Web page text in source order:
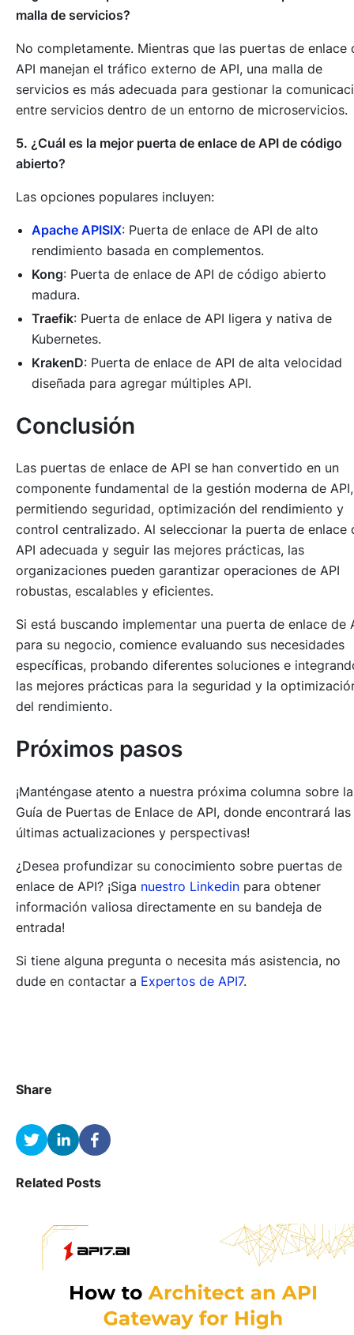
malla de servicios?
No completamente. Mientras que las puertas de enlace
API manejan el tráfico externo de API, una malla de
servicios es más adecuada para gestionar la
entre servicios dentro de un entorno de microservicios.
5. ¿Cuál es la mejor puerta de enlace de API de código
abierto?
Las opciones populares incluyen:
Apache APISIX: Puerta de enlace de API de alto
rendimiento basada en complementos.
Kong: Puerta de enlace de API de código abierto
madura.
Traefik: Puerta de enlace de API ligera y nativa de
Kubernetes.
KrakenD: Puerta de enlace de API de alta velocidad
diseñada para agregar múltiples API.
Conclusión
Las puertas de enlace de API se han convertido en un
componente fundamental de la gestión moderna de API,
permitiendo seguridad, optimización del rendimiento y
control centralizado. Al seleccionar la puerta de enlace
API adecuada y seguir las mejores prácticas, las
organizaciones pueden garantizar operaciones de API
robustas, escalables y eficientes.
Si está buscando implementar una puerta de enlace de
para su negocio, comience evaluando sus necesidades
específicas, probando diferentes soluciones e
las mejores prácticas para la seguridad y la
del rendimiento.
Próximos pasos
¡Manténgase atento a nuestra próxima columna sobre la
Guía de Puertas de Enlace de API, donde encontrará las
últimas actualizaciones y perspectivas!
¿Desea profundizar su conocimiento sobre puertas de
enlace de API? ¡Siga nuestro Linkedin para obtener
información valiosa directamente en su bandeja de
entrada!
Si tiene alguna pregunta o necesita más asistencia, no
dude en contactar a Expertos de API7.
Share
Related Posts